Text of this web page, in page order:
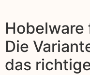
Hobelware
Die
das